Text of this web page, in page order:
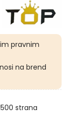
pravnim
na brend
strana